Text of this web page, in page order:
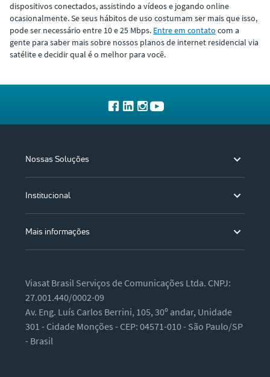
dispositivos conectados, assistindo a vídeos e jogando online
ocasionalmente. Se seus hábitos de uso costumam ser mais que isso,
pode ser necessário entre 10 e 25 Mbps. Entre em contato com a
gente para saber mais sobre nossos planos de internet residencial via
satélite e decidir qual é o melhor para você.
Nossas Soluções
Institucional
Mais informações
Viasat Brasil Serviços de Comunicações Ltda. CNPJ:
27.001.440/0002-09
Av. Eng. Luís Carlos Berrini, 105, 30º andar, Unidade
301 - Cidade Monções - CEP: 04571-010 - São Paulo/SP
- Brasil